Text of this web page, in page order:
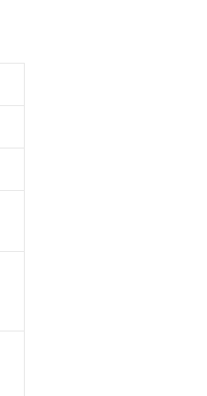
をご了承くださ
御機器販売店・
ようお願いしま
にご登録され
とをご了承くだ
はありません。
品に未対応品が
) : 1000ppm、
、
ない年数を意
これらの製造装
通知します。
ムロン制御